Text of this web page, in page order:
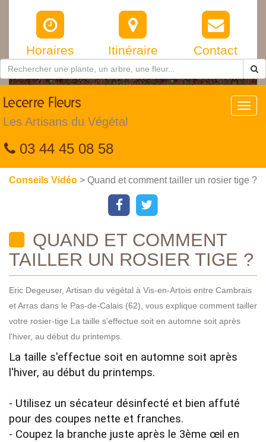
Horaires Itinéraire Contact
Lecerre Fleurs
Les Artisans du Végétal
03 44 45 08 58
Conseils Vidéo > Quand et comment tailler un rosier tige ?
QUAND ET COMMENT
TAILLER UN ROSIER TIGE ?
Eric Degeuser, Artisan du végétal à Vis-en-Artois entre Cambrais
et Arras dans le Pas-de-Calais (62), vous explique comment tailler
votre rosier-tige La taille s'effectue soit en automne soit après
l'hiver, au début du printemps.
La taille s'effectue soit en automne soit après
l'hiver, au début du printemps.
- Utilisez un sécateur désinfecté et bien affuté
pour des coupes nette et franches.
- Coupez la branche juste après le 3ème œil en